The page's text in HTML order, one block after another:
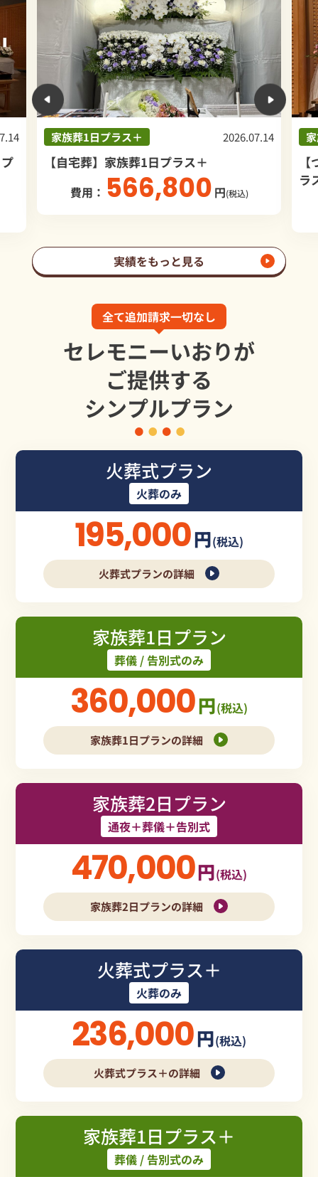
家族葬1日プラス＋ 2026.05.03
【つくばメモリアルホール】家族葬1日プ
683,259
ラ
実績をもっと見る
全て追加請求一切なし
セレモニーいおりが
ご提供する
シンプルプラン
火葬式プラン
火葬のみ
195,000円(税込)
火葬式プランの詳細
家族葬1日プラン
葬儀 / 告別式のみ
360,000円(税込)
家族葬1日プランの詳細
家族葬2日プラン
通夜＋葬儀＋告別式
470,000円(税込)
家族葬2日プランの詳細
火葬式プラス＋
火葬のみ
236,000円(税込)
火葬式プラス＋の詳細
家族葬1日プラス＋
葬儀 / 告別式のみ